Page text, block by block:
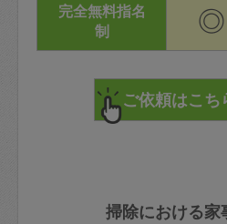
完全無料指名
制
◎
掃除における家